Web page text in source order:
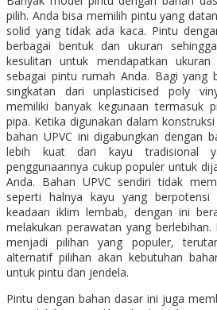
pilih. Anda bisa memilih pintu yang
solid yang tidak ada kaca. Pintu
berbagai bentuk dan ukuran
kesulitan untuk mendapatkan
sebagai pintu rumah Anda. Bagi yang
singkatan dari unplasticised poly
memiliki banyak kegunaan termasuk
pipa. Ketika digunakan dalam
bahan UPVC ini digabungkan dengan
lebih kuat dari kayu tradisional
penggunaannya cukup populer untuk
Anda. Bahan UPVC sendiri tidak
seperti halnya kayu yang
keadaan iklim lembab, dengan ini
melakukan perawatan yang
menjadi pilihan yang populer,
alternatif pilihan akan kebutuhan
untuk pintu dan jendela.
Pintu dengan bahan dasar ini juga